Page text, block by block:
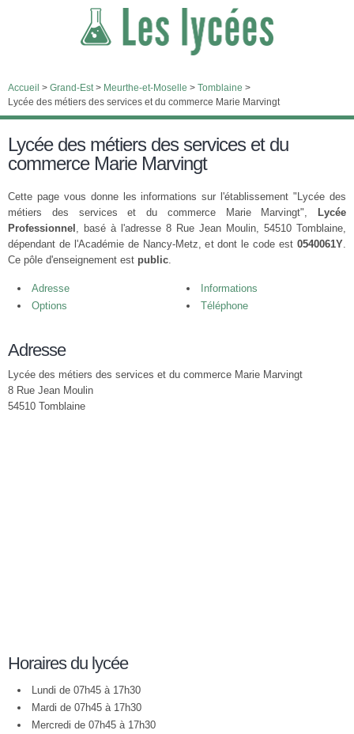
Accueil > Grand-Est> Meurthe-et-Moselle > Tomblaine >
Lycée des métiers des services et du commerce Marie Marvingt
Lycée des métiers des services et du
commerce Marie Marvingt
Cette page vous donne les informations sur l'établissement "Lycée des
métiers des services et du commerce Marie Marvingt",
Lycée
Professionnel , basé à l'adresse 8 Rue Jean Moulin, 54510 Tomblaine,
dépendant de l'Académie de Nancy-Metz, et dont le code est 0540061Y.
Ce pôle d'enseignement est public.
Adresse
Informations
Options
Téléphone
Adresse
Lycée des métiers des services et du commerce Marie Marvingt
8 Rue Jean Moulin
54510 Tomblaine
Horaires du lycée
Lundi de 07h45 à 17h30
Mardi de 07h45 à 17h30
Mercredi de 07h45 à 17h30